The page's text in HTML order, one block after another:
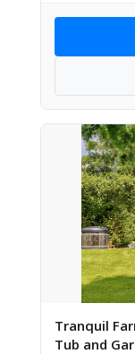
Tranquil
Tub and